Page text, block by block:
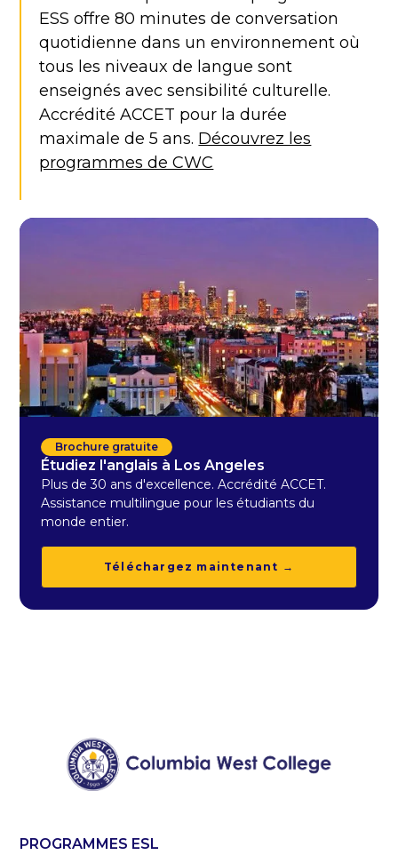
ESS offre 80 minutes de conversation
quotidienne dans un environnement où
tous les niveaux de langue sont
enseignés avec sensibilité culturelle.
Accrédité ACCET pour la durée
maximale de 5 ans. Découvrez les
programmes de CWC
Brochure gratuite
Étudiez l'anglais à Los Angeles
Plus de 30 ans d'excellence. Accrédité ACCET.
Assistance multilingue pour les étudiants du
monde entier.
Téléchargez maintenant →
PROGRAMMES ESL